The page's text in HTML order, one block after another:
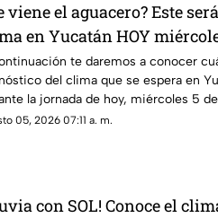
viene el aguacero? Este
en Yucatán HOY
de 2026te daremos a conocer
del clima que se espera en
la jornada de hoy, miércoles 5
05, 2026 07:11 a. m.
con SOL! Conoce el